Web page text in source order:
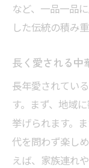
など、一品一品
した伝統の積み
長く愛される中
長年愛されてい
す。まず、地域
挙げられます。
代を問わず楽し
えば、家族連れ